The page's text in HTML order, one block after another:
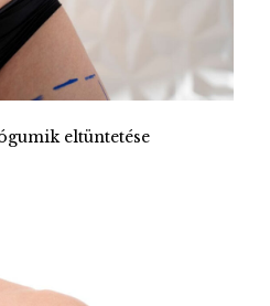
eltüntetése